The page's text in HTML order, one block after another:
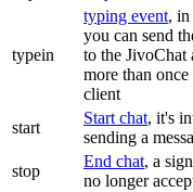
typein
typing event, in
you can send
to the JivoChat
more than
client
start
Start chat, it's
sending a
stop
End chat, a
no longer